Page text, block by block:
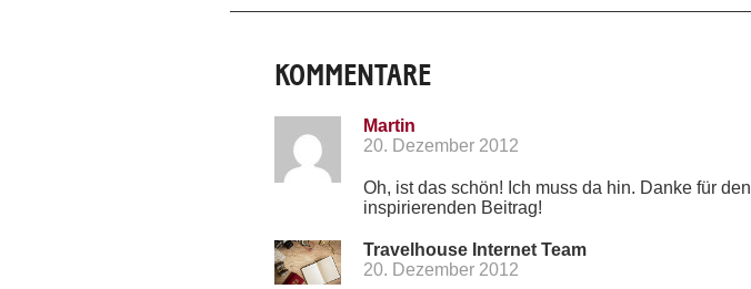
KOMMENTARE
Martin
20. Dezember 2012
Oh, ist das schön! Ich muss da hin. Danke für den
inspirierenden Beitrag!
Travelhouse Internet Team
20. Dezember 2012